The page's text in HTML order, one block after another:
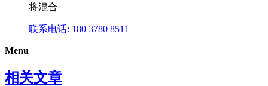
将混合
联系电话: 180 3780 8511
Menu
相关文章